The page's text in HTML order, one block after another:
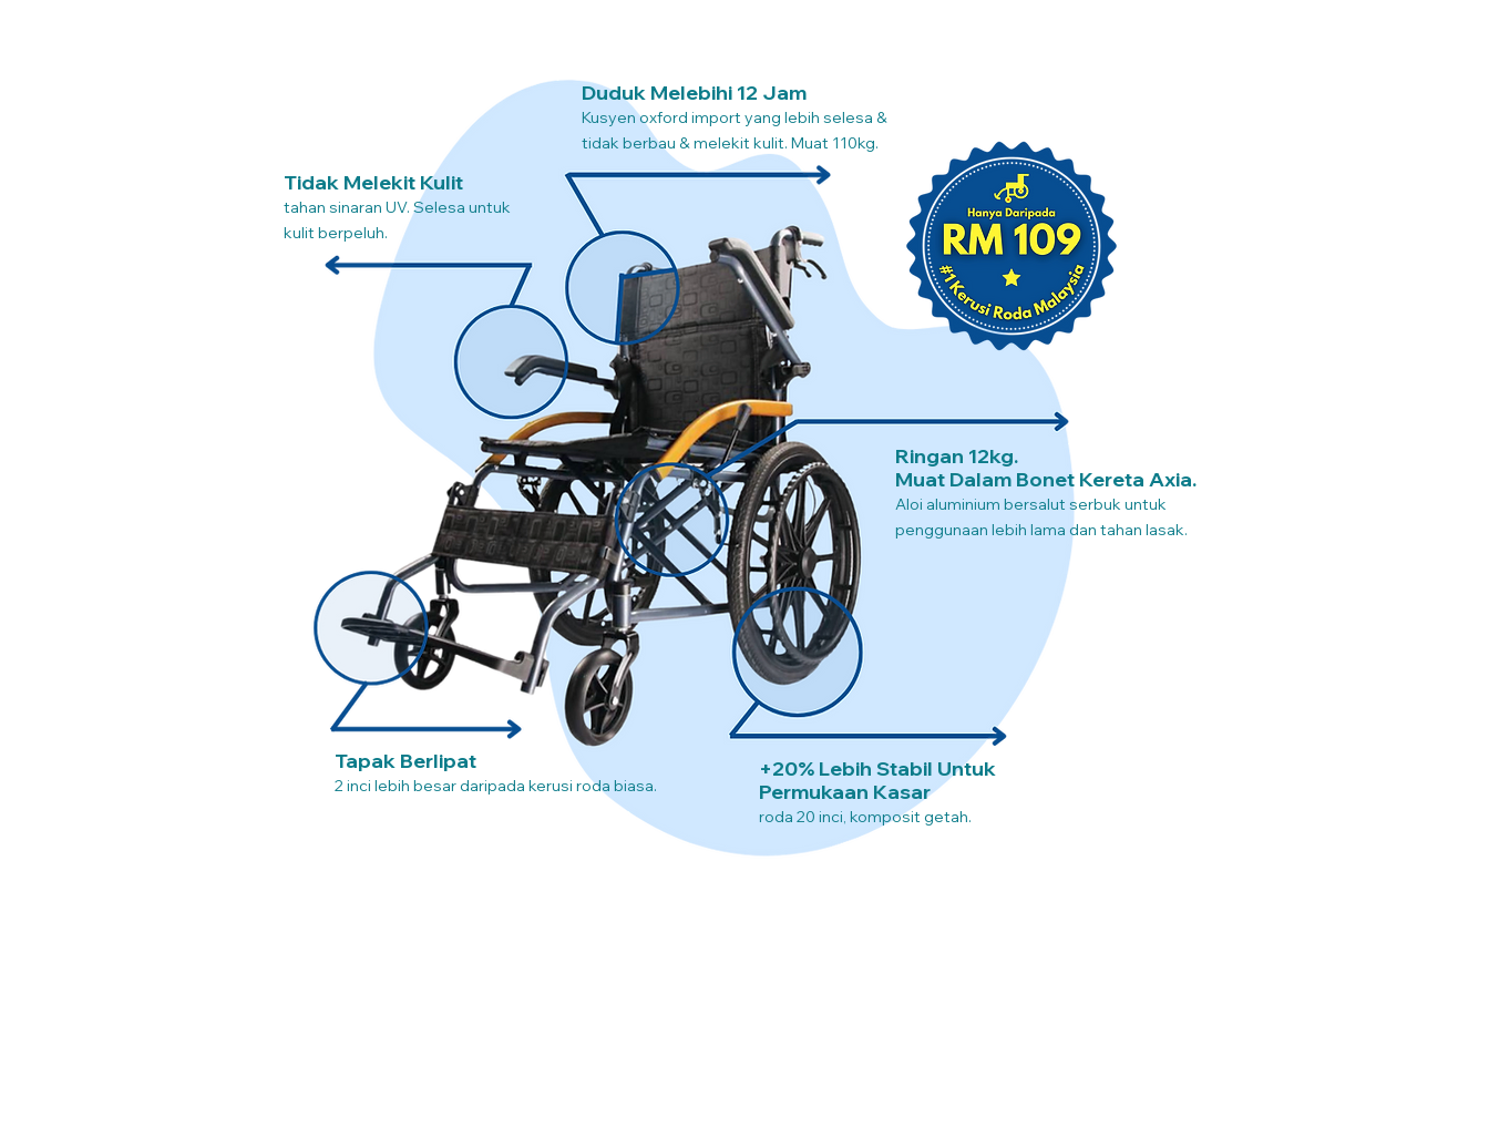
+20% Lebih Stabil Untuk
Permukaan Kasar
roda 20 inci, komposit getah.
Ringan 12kg.
Muat Dalam Bonet Kereta Axia.
Aloi aluminium bersalut serbuk untuk
penggunaan lebih lama dan tahan lasak.
Tapak Berlipat
2 inci lebih besar daripada kerusi roda biasa.
Tidak Melekit Kulit
tahan sinaran UV. Selesa untuk
kulit berpeluh.
Duduk Melebihi 12 Jam
Kusyen oxford import yang lebih selesa &
tidak berbau & melekit kulit. Muat 110kg.